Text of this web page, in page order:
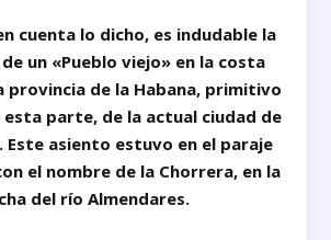
cuenta lo dicho, es indudable la
un «Pueblo viejo» en la costa
provincia de la Habana, primitivo
esta parte, de la actual ciudad de
Este asiento estuvo en el paraje
el nombre de la Chorrera, en la
del río Almendares.